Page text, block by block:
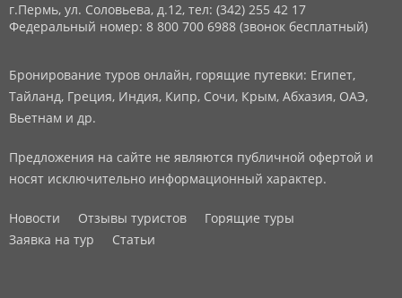
г.Пермь, ул. Соловьева, д.12, тел: (342) 255 42 17
Федеральный номер: 8 800 700 6988 (звонок бесплатный)
Бронирование туров онлайн, горящие путевки: Египет,
Тайланд, Греция, Индия, Кипр, Сочи, Крым, Абхазия, ОАЭ,
Вьетнам и др.
Предложения на сайте не являются публичной офертой и
носят исключительно информационный характер.
Новости Отзывы туристов
Горящие туры
Заявка на тур
Статьи